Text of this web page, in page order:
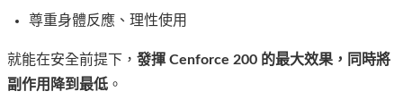
尊重身體反應、理性使用
就能在安全前提下， 發揮 Cenforce 200 的最大效果，同時將
副作用降到最低 。